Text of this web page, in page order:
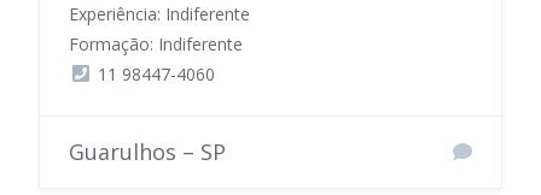
Experiência: Indiferente
Formação: Indiferente
11 98447-4060
Guarulhos – SP